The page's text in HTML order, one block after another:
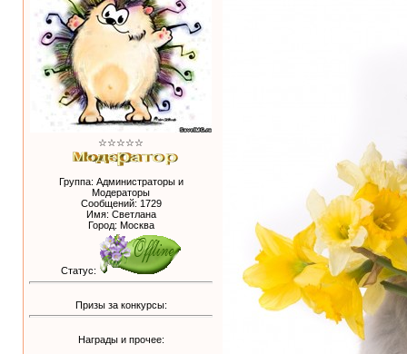
☆☆☆☆☆
Группа: Администраторы и
Модераторы
Сообщений: 1729
Имя: Светлана
Город: Москва
Статус:
Призы за конкурсы:
Награды и прочее: